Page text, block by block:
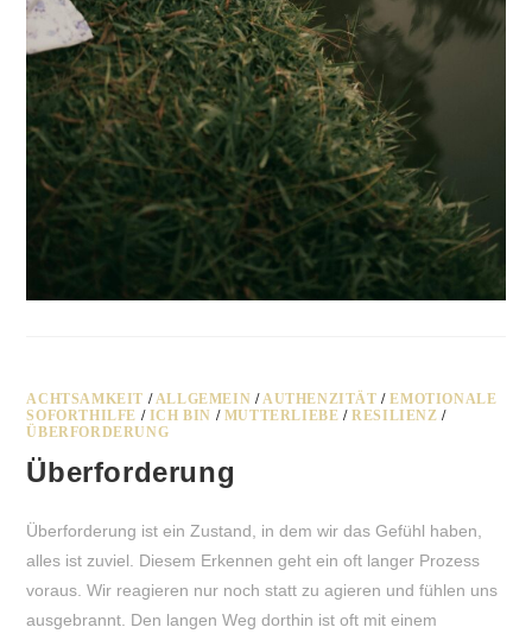
ACHTSAMKEIT /ALLGEMEIN /AUTHENZITÄT /EMOTIONALE
SOFORTHILFE / ICH BIN / MUTTERLIEBE /RESILIENZ /
ÜBERFORDERUNG
Überforderung
Überforderung ist ein Zustand, in dem wir das Gefühl haben,
alles ist zuviel. Diesem Erkennen geht ein oft langer Prozess
voraus. Wir reagieren nur noch statt zu agieren und fühlen uns
ausgebrannt. Den langen Weg dorthin ist oft mit einem